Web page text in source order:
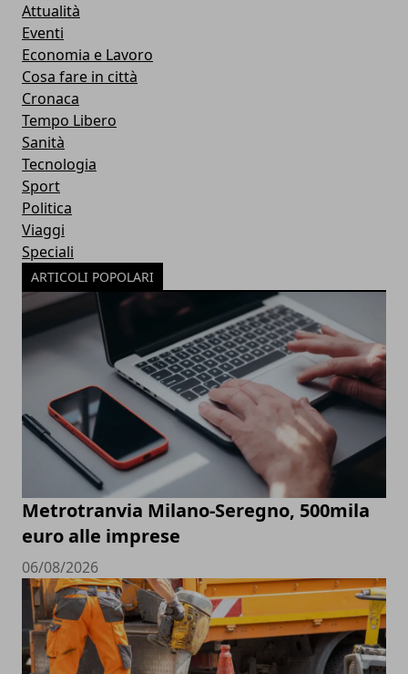
Attualità
Eventi
Economia e Lavoro
Cosa fare in città
Cronaca
Tempo Libero
Sanità
Tecnologia
Sport
Politica
Viaggi
Speciali
ARTICOLI POPOLARI
Metrotranvia Milano-Seregno, 500mila
euro alle imprese
06/08/2026